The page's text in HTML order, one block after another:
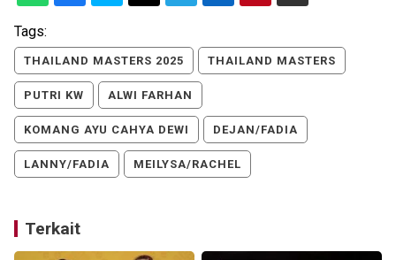
Tags:
THAILAND MASTERS 2025 THAILAND MASTERS
PUTRI KW ALWI FARHAN
KOMANG AYU CAHYA DEWI DEJAN/FADIA
LANNY/FADIA MEILYSA/RACHEL
Terkait